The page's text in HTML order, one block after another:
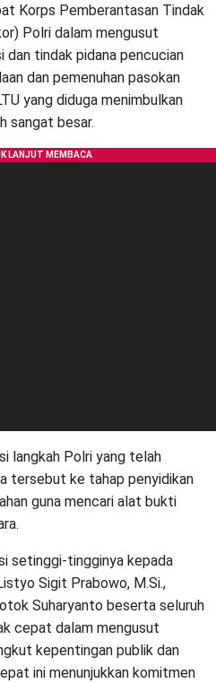
Korps Pemberantasan Tindak
Polri dalam mengusut
dan tindak pidana pencucian
dan pemenuhan pasokan
yang diduga menimbulkan
sangat besar.
langkah Polri yang telah
tersebut ke tahap penyidikan
guna mencari alat bukti
setinggi-tingginya kepada
Sigit Prabowo, M.Si.,
Suharyanto beserta seluruh
cepat dalam mengusut
kepentingan publik dan
ini menunjukkan komitmen